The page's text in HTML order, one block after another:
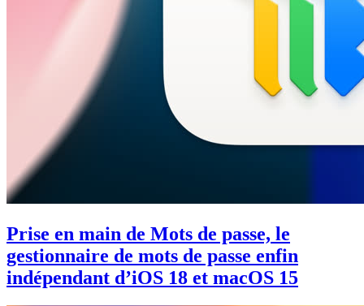
Prise en main de Mots de passe, le
gestionnaire de mots de passe enfin
indépendant d’iOS 18 et macOS 15